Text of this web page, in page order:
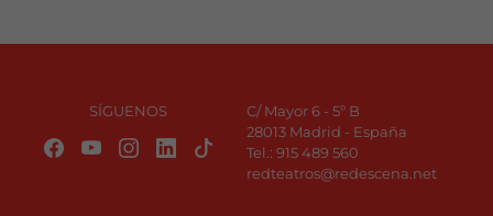
SÍGUENOS
C/ Mayor 6 - 5º B
28013 Madrid - España
Tel.: 915 489 560
redteatros@redescena.net